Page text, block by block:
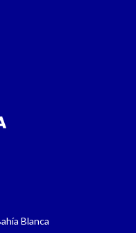
Blanca